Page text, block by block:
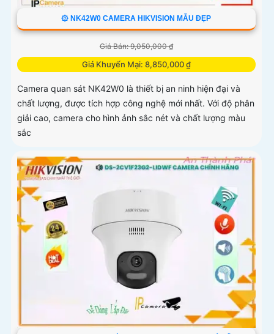
۞ NK42W0 CAMERA HIKVISION MẪU ĐẸP
Giá Bán: 9,050,000 ₫
Giá Khuyến Mại: 8,850,000 ₫
Camera quan sát NK42W0 là thiết bị an ninh hiện đại và
chất lượng, được tích hợp công nghệ mới nhất. Với độ phân
giải cao, camera cho hình ảnh sắc nét và chất lượng màu
sắc